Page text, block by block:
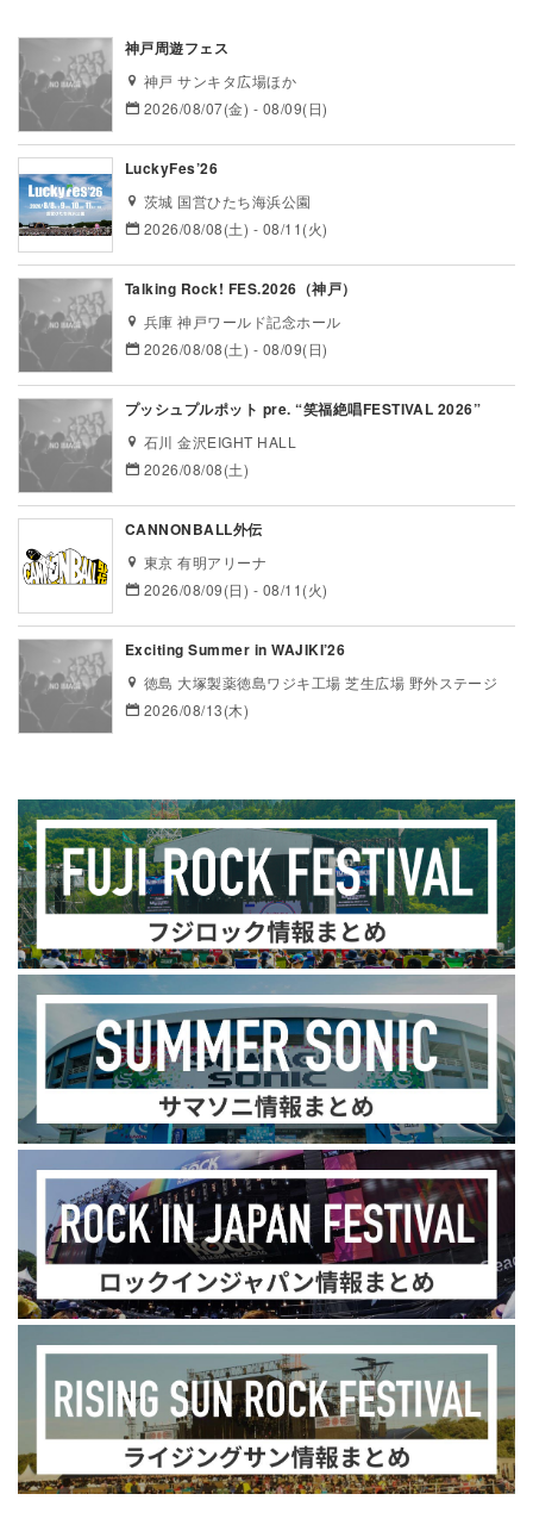
神戸周遊フェス
神戸 サンキタ広場ほか
2026/08/07(金) - 08/09(日)
LuckyFes’26
茨城 国営ひたち海浜公園
2026/08/08(土) - 08/11(火)
Talking Rock! FES.2026（神戸）
兵庫 神戸ワールド記念ホール
2026/08/08(土) - 08/09(日)
プッシュプルポット pre. “笑福絶唱FESTIVAL 2026”
石川 金沢EIGHT HALL
2026/08/08(土)
CANNONBALL外伝
東京 有明アリーナ
2026/08/09(日) - 08/11(火)
Exciting Summer in WAJIKI’26
徳島 大塚製薬徳島ワジキ工場 芝生広場 野外ステージ
2026/08/13(木)